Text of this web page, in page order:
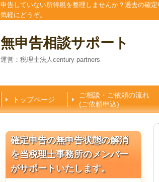
申告していない所得税を整理しませんか？過去の確
気軽にどうぞ。
無申告相談サポート
運営：税理士法人century partners
トップページ
ご相談・ご依頼の流れ
(ご依頼申込)
確定申告の無申告状態の解消
を当税理士事務所のメンバー
がサポートいたします。